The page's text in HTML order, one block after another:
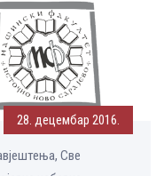
28. децембар 2016.
Све